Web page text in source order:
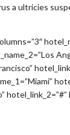
a ultricies